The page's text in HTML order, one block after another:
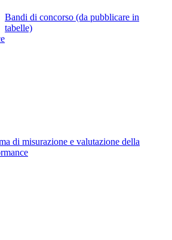
Bandi di concorso (da pubblicare in
tabelle)
di misurazione e valutazione della